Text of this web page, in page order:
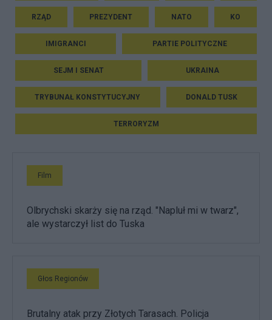
RZĄD PREZYDENT NATO KO
IMIGRANCI PARTIE POLITYCZNE
SEJM I SENAT UKRAINA
TRYBUNAŁ KONSTYTUCYJNY DONALD TUSK
TERRORYZM
Film
Olbrychski skarży się na rząd. "Napluł mi w twarz",
ale wystarczył list do Tuska
Głos Regionów
Brutalny atak przy Złotych Tarasach. Policja